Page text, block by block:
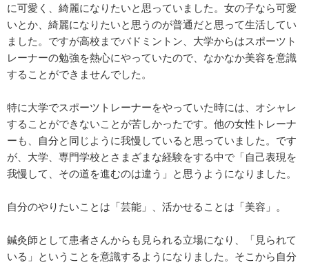
に可愛く、綺麗になりたいと思っていました。女の子なら可愛
いとか、綺麗になりたいと思うのが普通だと思って生活してい
ました。ですが高校までバドミントン、大学からはスポーツト
レーナーの勉強を熱心にやっていたので、なかなか美容を意識
することができませんでした。
特に大学でスポーツトレーナーをやっていた時には、オシャレ
することができないことが苦しかったです。他の女性トレーナ
ーも、自分と同じように我慢していると思っていました。です
が、大学、専門学校とさまざまな経験をする中で「自己表現を
我慢して、その道を進むのは違う」と思うようになりました。
自分のやりたいことは「芸能」、活かせることは「美容」。
鍼灸師として患者さんからも見られる立場になり、「見られて
いる」ということを意識するようになりました。そこから自分